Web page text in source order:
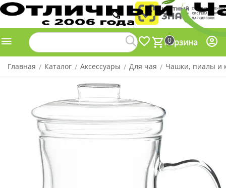
0
Корзина
Главная / Каталог / Аксессуары / Для чая / Чашки, пиалы и